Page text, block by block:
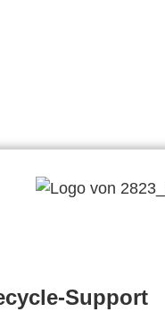
Support